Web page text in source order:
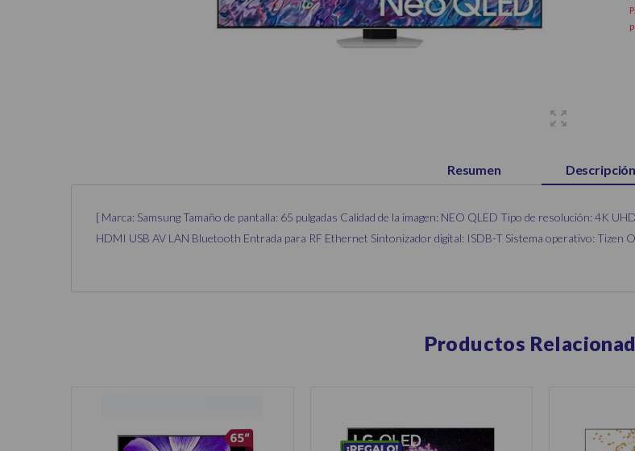
Resumen Descripción
[ Marca: Samsung Tamaño de pantalla: 65 pulgadas Calidad de la imagen: NEO QLED Tipo de resolución: 4K
HDMI USB AV LAN Bluetooth Entrada para RF Ethernet Sintonizador digital: ISDB-T Sistema operativo: Tizen
Productos